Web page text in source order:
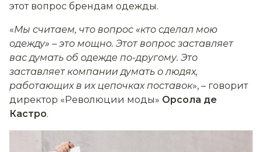
этот вопрос брендам одежды.
«Мы считаем, что вопрос «кто сделал мою
одежду» – это мощно. Этот вопрос заставляет
вас думать об одежде по-другому. Это
заставляет компании думать о людях,
работающих в их цепочках поставок», – говорит
директор «Революции моды» Орсола де
Кастро.